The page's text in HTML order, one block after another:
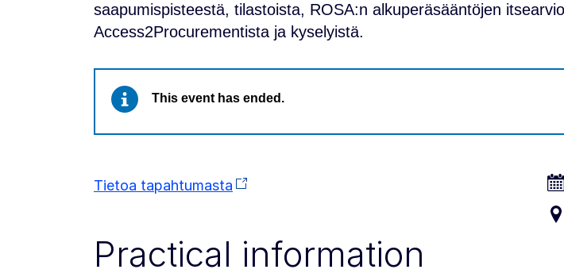
saapumispisteestä, tilastoista, ROSA:n alkuperäsääntöjen
Access2Procurementista ja kyselyistä.
This event has ended.
Tietoa tapahtumasta
Practical information